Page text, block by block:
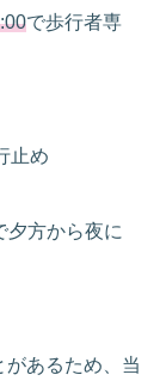
で歩行者専
止め
夕方から夜に
あるため、当